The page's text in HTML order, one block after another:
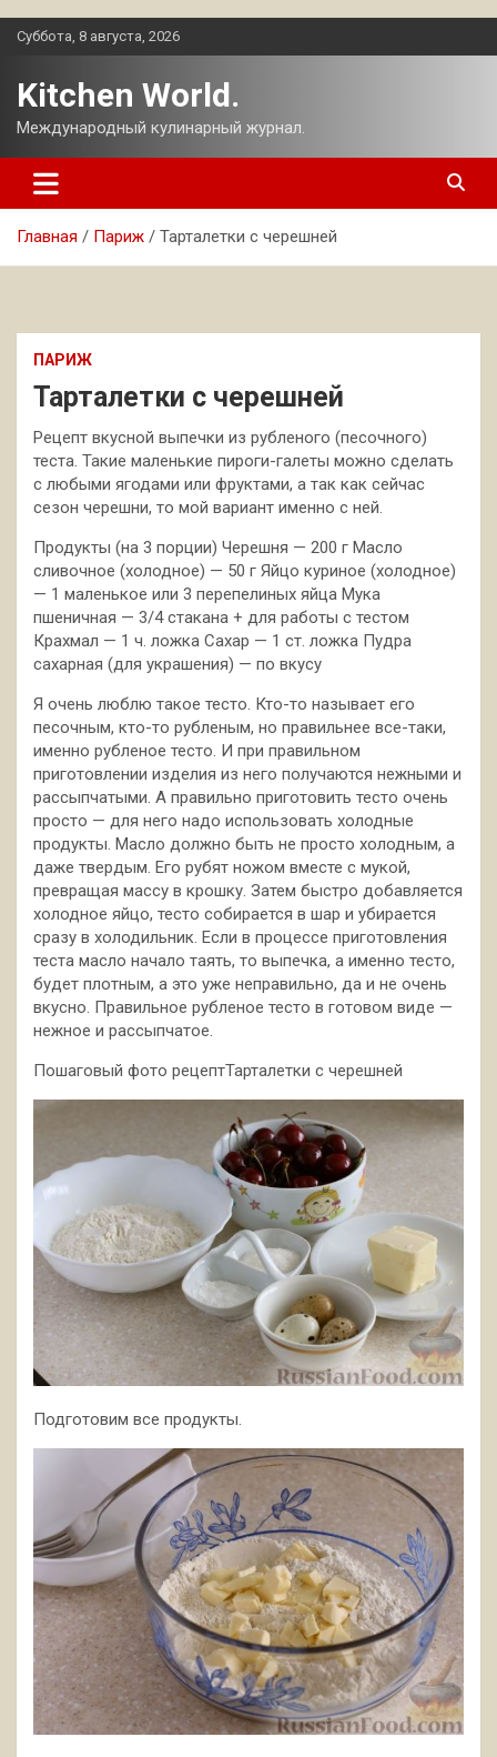
Перейти
Суббота, 8 августа, 2026
Kitchen World.
Международный кулинарный журнал.
Главная Париж Тарталетки с черешней
ПАРИЖ
Тарталетки с черешней
Рецепт вкусной выпечки из рубленого (песочного)
теста. Такие маленькие пироги-галеты можно сделать
с любыми ягодами или фруктами, а так как сейчас
сезон черешни, то мой вариант именно с ней.
Продукты (на 3 порции) Черешня — 200 г Масло
сливочное (холодное) — 50 г Яйцо куриное (холодное)
— 1 маленькое или 3 перепелиных яйца Мука
пшеничная — 3/4 стакана + для работы с тестом
Крахмал — 1 ч. ложка Сахар — 1 ст. ложка Пудра
сахарная (для украшения) — по вкусу
Я очень люблю такое тесто. Кто-то называет его
песочным, кто-то рубленым, но правильнее все-таки,
именно рубленое тесто. И при правильном
приготовлении изделия из него получаются нежными и
рассыпчатыми. А правильно приготовить тесто очень
просто — для него надо использовать холодные
продукты. Масло должно быть не просто холодным, а
даже твердым. Его рубят ножом вместе с мукой,
превращая массу в крошку. Затем быстро добавляется
холодное яйцо, тесто собирается в шар и убирается
сразу в холодильник. Если в процессе приготовления
теста масло начало таять, то выпечка, а именно тесто,
будет плотным, а это уже неправильно, да и не очень
вкусно. Правильное рубленое тесто в готовом виде —
нежное и рассыпчатое.
Пошаговый фото рецептТарталетки с черешней
Подготовим все продукты.